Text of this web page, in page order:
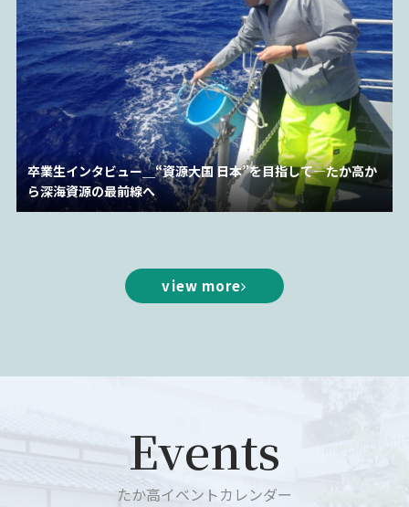
卒業生インタビュー＿“資源大国 日本”を目指して―たか高か
ら深海資源の最前線へ
view more
Events
たか高イベントカレンダー